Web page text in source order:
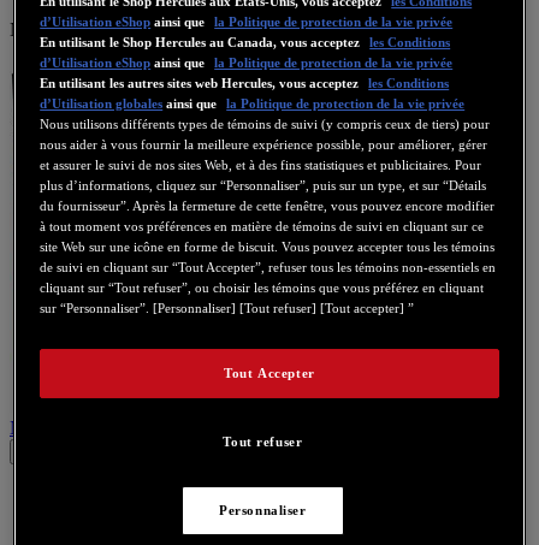
Numéro de produit
Nous contacter pour ce produit
d’Utilisation eShop ainsi que
la Politique de protection de la vie privée
En utilisant le Shop Hercules au Canada, vous acceptez
les Conditions
d’Utilisation eShop ainsi que
la Politique de protection de la vie privée
En utilisant les autres sites web Hercules, vous acceptez
les Conditions
d’Utilisation globales ainsi que
la Politique de protection de la vie privée
Nous utilisons différents types de témoins de suivi (y compris ceux de tiers) pour
nous aider à vous fournir la meilleure expérience possible, pour améliorer, gérer
et assurer le suivi de nos sites Web, et à des fins statistiques et publicitaires. Pour
plus d’informations, cliquez sur “Personnaliser”, puis sur un type, et sur “Détails
du fournisseur”. Après la fermeture de cette fenêtre, vous pouvez encore modifier
à tout moment vos préférences en matière de témoins de suivi en cliquant sur ce
site Web sur une icône en forme de biscuit. Vous pouvez accepter tous les témoins
de suivi en cliquant sur “Tout Accepter”, refuser tous les témoins non-essentiels en
cliquant sur “Tout refuser”, ou choisir les témoins que vous préférez en cliquant
sur “Personnaliser”. [Personnaliser] [Tout refuser] [Tout accepter] ”
Tout refuser
Tout Accepter
Personnaliser